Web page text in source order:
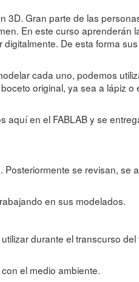
3D. Gran parte de las
En este curso aprenderán
De esta forma
cada uno, podemos
original, ya sea a lápiz
en el FABLAB y se
se revisan, se
en sus modelados.
durante el transcurso
el medio ambiente.